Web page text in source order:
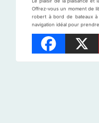
Offrez-vous un moment de
robert à bord de bateaux à
navigation idéal pour